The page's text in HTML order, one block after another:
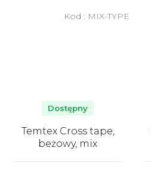
Temtex Cross tape,
beżowy, mix
Dostępny
Kod : MIX-TYPE